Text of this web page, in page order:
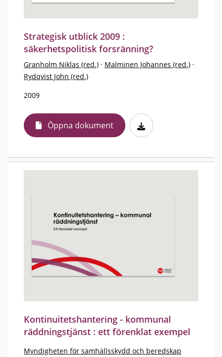
Strategisk utblick 2009 :
säkerhetspolitisk forsränning?
Granholm Niklas (red.) · Malminen Johannes (red.) ·
Rydqvist John (red.)
2009
Öppna dokument
Kontinuitetshantering - kommunal
räddningstjänst : ett förenklat exempel
Myndigheten för samhällsskydd och beredskap